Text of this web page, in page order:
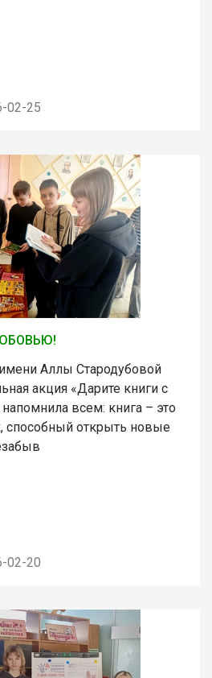
02-25
Аллы Стародубовой
акция «Дарите книги с
всем: книга – это
способный открыть новые
02-20